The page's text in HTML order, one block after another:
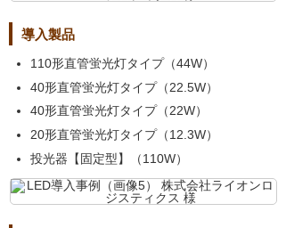
導入製品
110形直管蛍光灯タイプ（44W）
40形直管蛍光灯タイプ（22.5W）
40形直管蛍光灯タイプ（22W）
20形直管蛍光灯タイプ（12.3W）
投光器【固定型】（110W）